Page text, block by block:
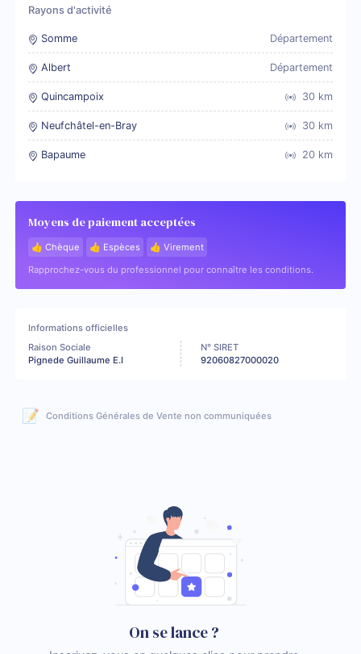
Rayons d'activité
Somme Département
Albert Département
Quincampoix 30 km
Neufchâtel-en-Bray 30 km
Bapaume 20 km
Moyens de paiement acceptées
👍 Chèque 👍 Espèces
👍 Virement
Rapprochez-vous du professionnel pour connaître les conditions.
Informations officielles
Raison Sociale
Pignede Guillaume E.I
N° SIRET
92060827000020
📝 Conditions Générales de Vente non communiquées
On se lance ?